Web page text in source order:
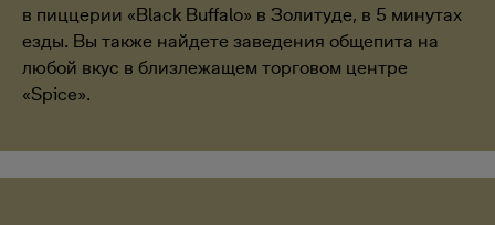
в пиццерии «Black Buffalo» в Золитуде, в 5 минутах
езды. Вы также найдете заведения общепита на
любой вкус в близлежащем торговом центре
«Spice».